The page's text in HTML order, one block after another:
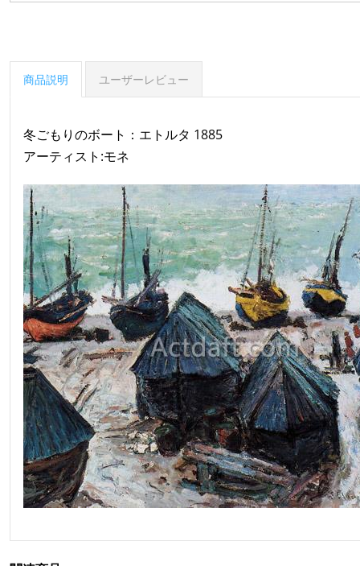
商品説明 ユーザーレビュー
冬ごもりのボート：エトルタ 1885
アーティスト:モネ